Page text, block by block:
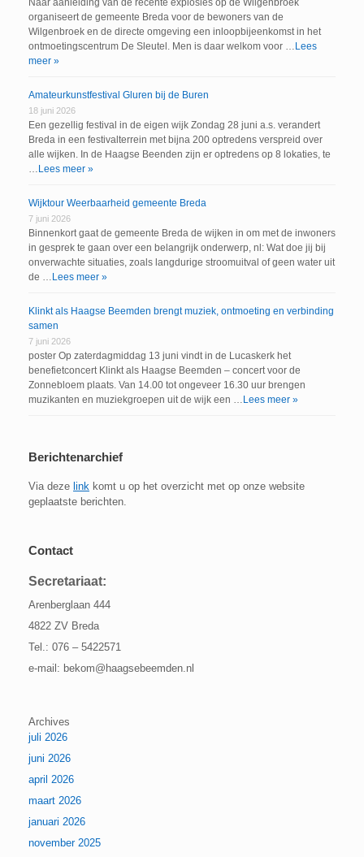
Naar aanleiding van de recente explosies op de Wilgenbroek
organiseert de gemeente Breda voor de bewoners van de
Wilgenbroek en de directe omgeving een inloopbijeenkomst in het
ontmoetingscentrum De Sleutel. Men is daar welkom voor … Lees
meer »
Amateurkunstfestival Gluren bij de Buren
18 juni 2026
Een gezellig festival in de eigen wijk Zondag 28 juni a.s. verandert
Breda in een festivalterrein met bijna 200 optredens verspreid over
alle wijken. In de Haagse Beenden zijn er optredens op 8 lokaties, te
… Lees meer »
Wijktour Weerbaarheid gemeente Breda
7 juni 2026
Binnenkort gaat de gemeente Breda de wijken in om met de inwoners
in gesprek te gaan over een belangrijk onderwerp, nl: Wat doe jij bij
onverwachte situaties, zoals langdurige stroomuitval of geen water uit
de … Lees meer »
Klinkt als Haagse Beemden brengt muziek, ontmoeting en verbinding
samen
7 juni 2026
poster Op zaterdagmiddag 13 juni vindt in de Lucaskerk het
benefietconcert Klinkt als Haagse Beemden – concert voor de
Zonnebloem plaats. Van 14.00 tot ongeveer 16.30 uur brengen
muzikanten en muziekgroepen uit de wijk een … Lees meer »
Berichtenarchief
Via deze link komt u op het overzicht met op onze website
geplaatste berichten.
Contact
Secretariaat:
Arenberglaan 444
4822 ZV Breda
Tel.: 076 – 5422571
e-mail: bekom@haagsebeemden.nl
Archives
juli 2026
juni 2026
april 2026
maart 2026
januari 2026
november 2025